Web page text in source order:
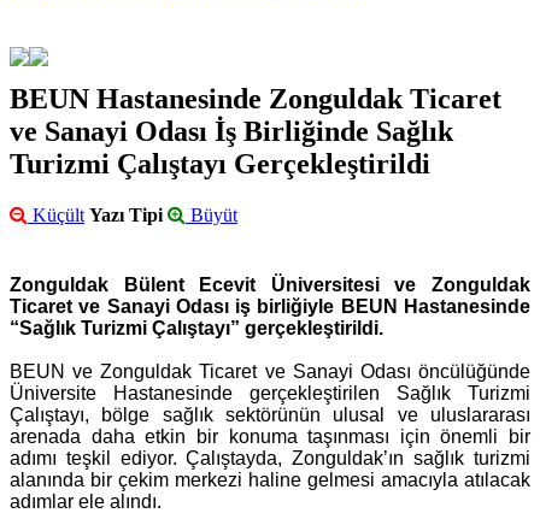
BEUN Hastanesinde Zonguldak Ticaret
ve Sanayi Odası İş Birliğinde Sağlık
Turizmi Çalıştayı Gerçekleştirildi
Küçült Yazı Tipi Büyüt
Zonguldak Bülent Ecevit Üniversitesi ve Zonguldak
Ticaret ve Sanayi Odası iş birliğiyle BEUN Hastanesinde
“Sağlık Turizmi Çalıştayı” gerçekleştirildi.
BEUN ve Zonguldak Ticaret ve Sanayi Odası öncülüğünde
Üniversite Hastanesinde gerçekleştirilen Sağlık Turizmi
Çalıştayı, bölge sağlık sektörünün ulusal ve uluslararası
arenada daha etkin bir konuma taşınması için önemli bir
adımı teşkil ediyor. Çalıştayda, Zonguldak’ın sağlık turizmi
alanında bir çekim merkezi haline gelmesi amacıyla atılacak
adımlar ele alındı.